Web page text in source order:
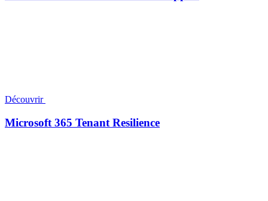
Découvrir
Microsoft 365 Tenant Resilience